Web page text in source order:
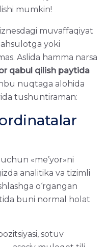
mumkin!
muvaffaqiyat
yoki
Aslida hamma narsа
qabul qilish paytida
nuqtagа alohida
tushuntiraman:
«me’yor»ni
analitika va tizimli
o‘rgangan
buni normal holat
sotuv